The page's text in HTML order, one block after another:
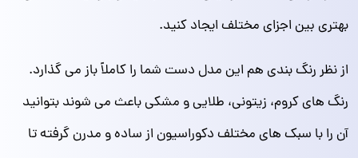
بهتری بین اجزای مختلف ایجاد کنید.
از نظر رنگ‌ بندی هم این مدل دست شما را کاملاً باز می‌ گذارد.
رنگ‌ های کروم، زیتونی، طلایی و مشکی باعث می‌ شوند بتوانید
آن را با سبک‌ های مختلف دکوراسیون از ساده و مدرن گرفته تا